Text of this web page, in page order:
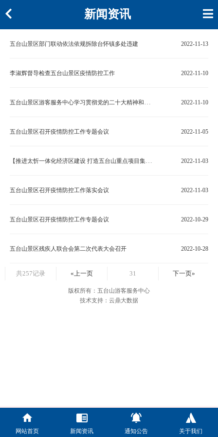
新闻资讯
五台山景区部门联动依法依规拆除台怀镇多处违建 2022-11-13
李淑辉督导检查五台山景区疫情防控工作 2022-11-10
五台山景区游客服务中心学习贯彻党的二十大精神和省委十二届五次全会精神 2022-11-10
五台山景区召开疫情防控工作专题会议 2022-11-05
【推进太忻一体化经济区建设 打造五台山重点项目集群】之七 五台山智慧景区项目建设初见成效 正加速向数字化景区迈进 2022-11-03
五台山景区召开疫情防控工作落实会议 2022-11-03
五台山景区召开疫情防控工作专题会议 2022-10-29
五台山景区残疾人联合会第二次代表大会召开 2022-10-28
共257记录 «上一页 31 下一页»
版权所有：五台山游客服务中心
技术支持：云鼎大数据
网站首页 新闻资讯 通知公告 关于我们